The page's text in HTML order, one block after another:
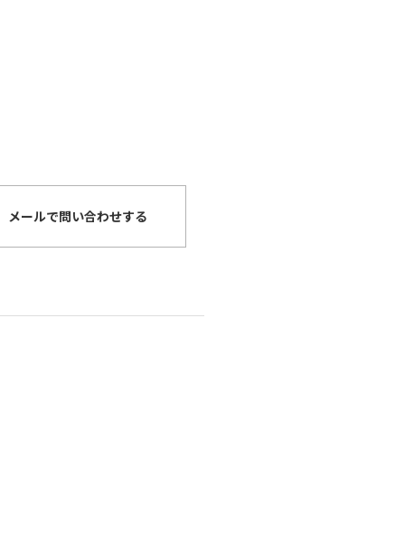
メールで問い合わせする